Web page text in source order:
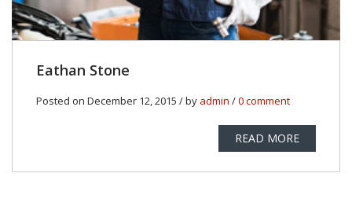
Eathan Stone
Posted on December 12, 2015 / by admin /0 comment
READ MORE